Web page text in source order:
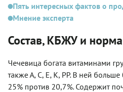
Пять интересных фактов о
Мнение эксперта
Состав, КБЖУ и
Чечевица богата витаминами
также А, С, Е, К, PP. В ней
25% против 20,7%. Содержит